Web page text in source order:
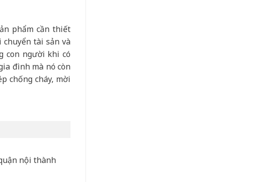
phẩm cần thiết
tài sản và
con người khi có
đình mà nó còn
chống cháy, mời
nội thành